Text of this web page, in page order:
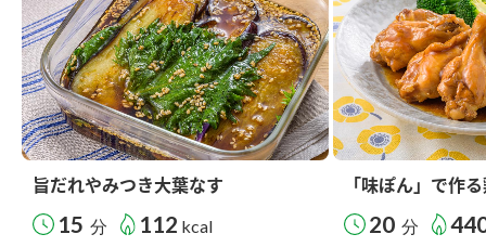
旨だれやみつき大葉なす
15 分 112 kcal
「味ぽん」で作
20 分